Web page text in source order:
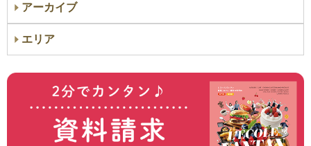
アーカイブ
エリア